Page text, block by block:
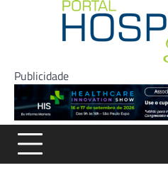
Publicidade